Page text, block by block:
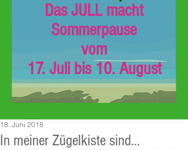
Das JULL macht
Sommerpause
vom
17. Juli bis 10. August
In meiner Zügelkiste sind...
18. Juni 2018